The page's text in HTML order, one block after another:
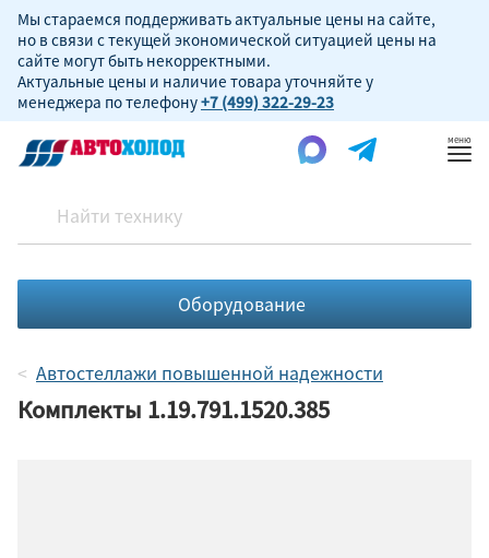
Мы стараемся поддерживать актуальные цены на сайте,
но в связи с текущей экономической ситуацией цены на
сайте могут быть некорректными.
Актуальные цены и наличие товара уточняйте у
менеджера по телефону+7 (499) 322-29-23
Оборудование
Автостеллажи повышенной надежности
Комплекты 1.19.791.1520.385